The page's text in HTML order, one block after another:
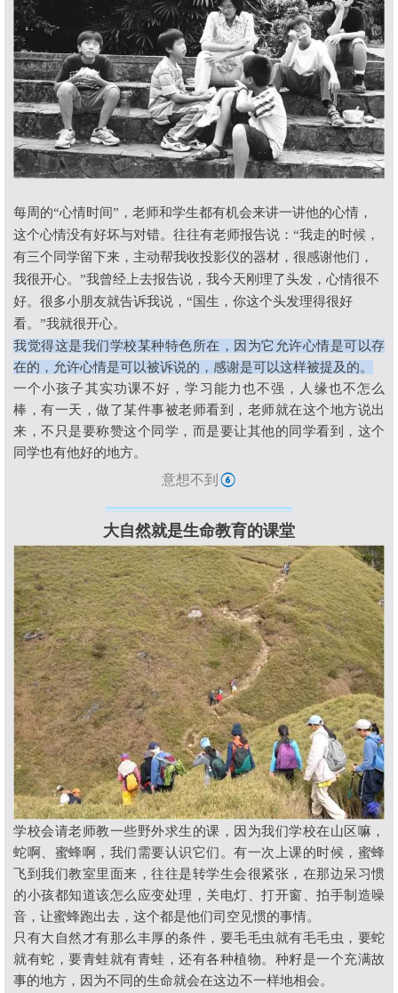
每周的“心情时间” ，老师和学生都有机会来讲一讲他的心情，
这个心情没有好坏与对错。往往有老师报告说： “我走的时候，
有三个同学留下来，主动帮我收投影仪的器材，很感谢他们，
我很开心。 ”我曾经上去报告说，我今天刚理了头发，心情很不
好。很多小朋友就告诉我说， “ 国生，你这个头发理得很好
看。 ”我就很开心。
我觉得这是我们学校某种特色所在，因为它允许心情是可以存
在的，允许心情是可以被诉说的，感谢是可以这样被提及的。
一个小孩子其实功课不好，学习能力也不强，人缘也不怎么
棒，有一天，做了某件事被老师看到，老师就在这个地方说出
来，不只是要称赞这个同学，而是要让其他的同学看到，这个
同学也有他好的地方。
意想不到 ⑥
大自然就是生命教育的课堂
学校会请老师教一些野外求生的课，因为我们学校在山区嘛，
蛇啊、蜜蜂啊，我们需要认识它们。有一次上课的时候，蜜蜂
飞到我们教室里面来，往往是转学生会很紧张，在那边呆习惯
的小孩都知道该怎么应变处理，关电灯、打开窗、拍手制造噪
音，让蜜蜂跑出去，这个都是他们司空见惯的事情。
只有大自然才有那么丰厚的条件，要毛毛虫就有毛毛虫，要蛇
就有蛇，要青蛙就有青蛙，还有各种植物。种籽是一个充满故
事的地方，因为不同的生命就会在这边不一样地相会。